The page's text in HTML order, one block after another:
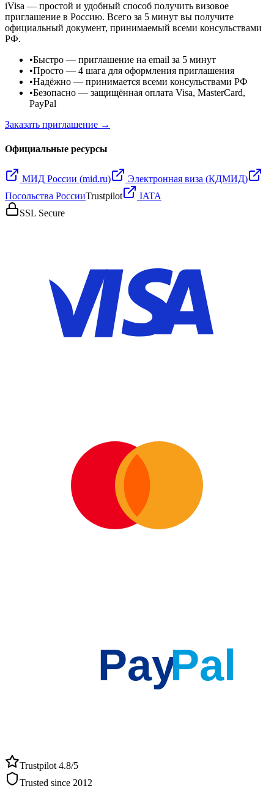
iVisa — простой и удобный способ получить визовое
приглашение в Россию. Всего за 5 минут вы получите
официальный документ, принимаемый всеми консульствами
РФ.
•Быстро — приглашение на email за 5 минут
•Просто — 4 шага для оформления приглашения
•Надёжно — принимается всеми консульствами РФ
•Безопасно — защищённая оплата Visa, MasterCard,
PayPal
Заказать приглашение →
Официальные ресурсы
МИД России (mid.ru)
Электронная виза (КДМИД)
Посольства РоссииTrustpilot
IATA
SSL Secure
PayPal
Trustpilot 4.8/5
Trusted since 2012